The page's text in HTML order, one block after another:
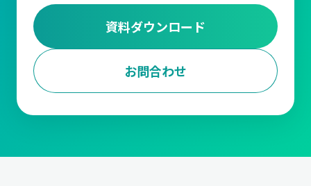
資料ダウンロード
お問合わせ